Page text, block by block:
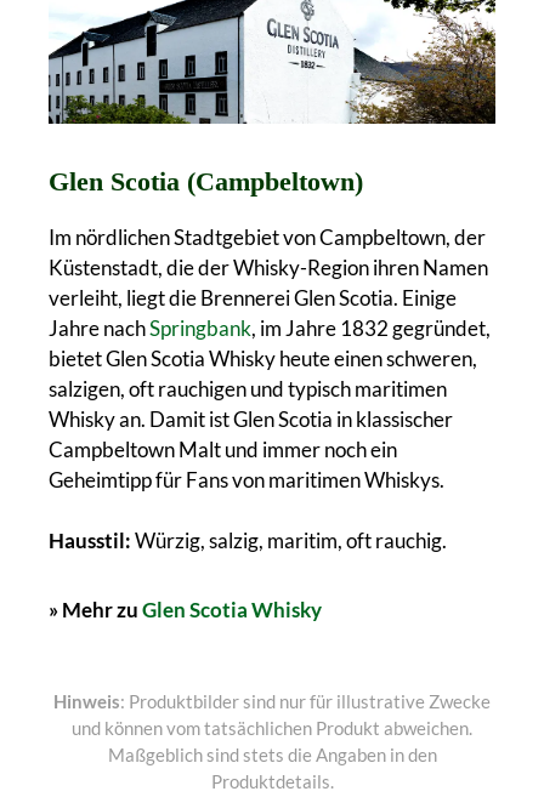
Glen Scotia (Campbeltown)
Im nördlichen Stadtgebiet von Campbeltown, der
Küstenstadt, die der Whisky-Region ihren Namen
verleiht, liegt die Brennerei Glen Scotia. Einige
Jahre nachSpringbank, im Jahre 1832 gegründet,
bietet Glen Scotia Whisky heute einen schweren,
salzigen, oft rauchigen und typisch maritimen
Whisky an. Damit ist Glen Scotia in klassischer
Campbeltown Malt und immer noch ein
Geheimtipp für Fans von maritimen Whiskys.
Hausstil:Würzig, salzig, maritim, oft rauchig.
» Mehr zuGlen Scotia Whisky
Hinweis: Produktbilder sind nur für illustrative Zwecke
und können vom tatsächlichen Produkt abweichen.
Maßgeblich sind stets die Angaben in den
Produktdetails.